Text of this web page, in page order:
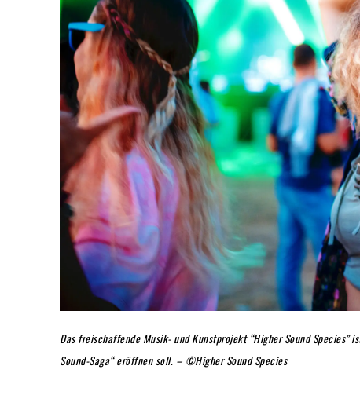
Das freischaffende Musik- und Kunstprojekt “Higher Sound
Sound-Saga“ eröffnen soll. – ©Higher Sound Species